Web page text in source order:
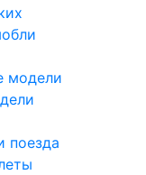
модели
поезда